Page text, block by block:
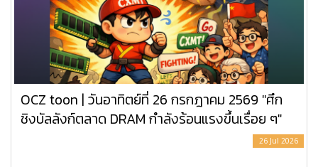
OCZ toon | วันอาทิตย์ที่ 26 กรกฎาคม 2569 "ศึก
ชิงบัลลังก์ตลาด DRAM กำลังร้อนแรงขึ้นเรื่อย ๆ"
26 Jul 2026